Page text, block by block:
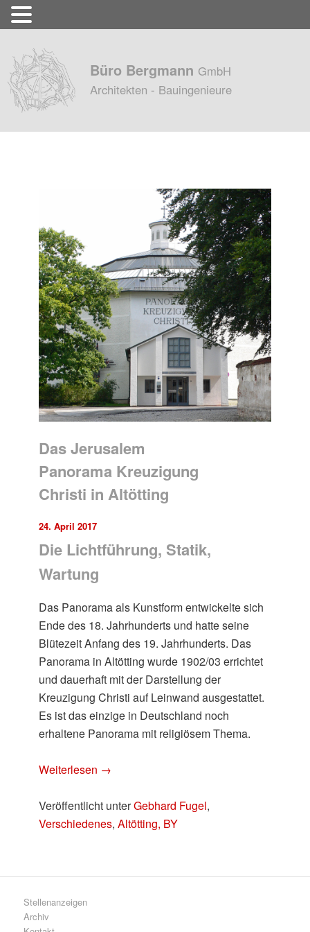
Büro Bergmann GmbH
Architekten - Bauingenieure
Das Jerusalem
Panorama Kreuzigung
Christi in Altötting
24. April 2017
Die Lichtführung, Statik,
Wartung
Das Panorama als Kunstform entwickelte sich
Ende des 18. Jahrhunderts und hatte seine
Blütezeit Anfang des 19. Jahrhunderts. Das
Panorama in Altötting wurde 1902/03 errichtet
und dauerhaft mit der Darstellung der
Kreuzigung Christi auf Leinwand ausgestattet.
Es ist das einzige in Deutschland noch
erhaltene Panorama mit religiösem Thema.
Weiterlesen →
Veröffentlicht unterGebhard Fugel,
Verschiedenes,Altötting, BY
Stellenanzeigen
Archiv